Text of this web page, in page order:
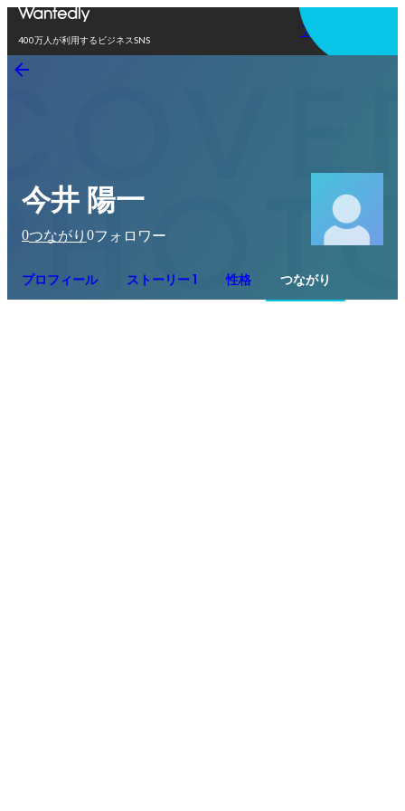
400万人が利用するビジネスSNS
アプリを使う
今井 陽一
0つながり 0フォロワー
プロフィール ストーリー 1 性格 つながり